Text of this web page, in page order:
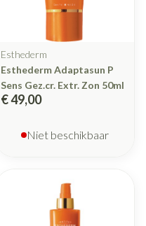
Esthederm
Esthederm Adaptasun P
Sens Gez.cr. Extr. Zon 50ml
€ 49,00
Niet beschikbaar